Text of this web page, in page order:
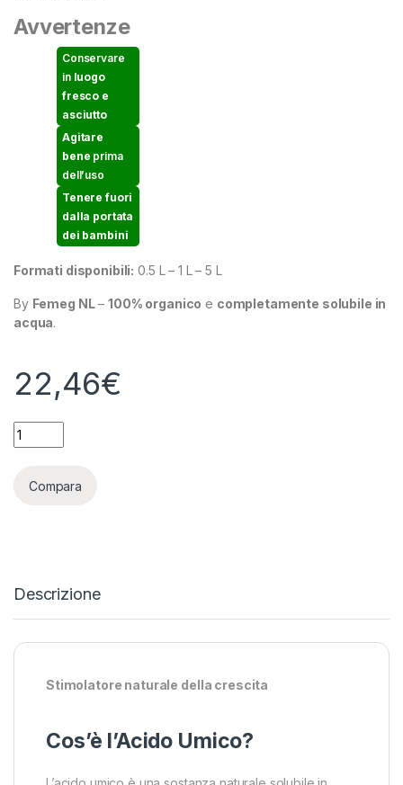
Avvertenze
Conservare
in luogo
fresco e
asciutto
Agitare
bene prima
dell’uso
Tenere fuori
dalla portata
dei bambini
Formati disponibili: 0.5 L – 1 L – 5 L
By Femeg NL–100% organico e completamente solubile in
acqua.
22,46€
GUANO KALONG - GK ORGANICS - ACIDO UMICO 20% -
Compara
Descrizione
Stimolatore naturale della crescita
Cos’è l’Acido Umico?